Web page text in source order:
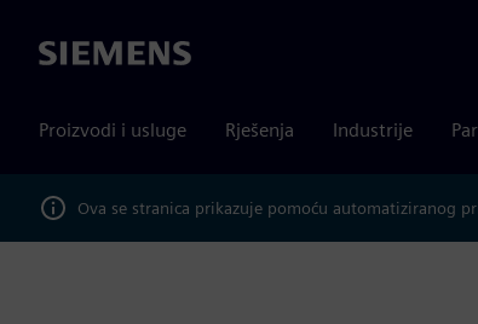
Siemens
Proizvodi i usluge Rješenja Industrije
Ova se stranica prikazuje pomoću automatiziranog